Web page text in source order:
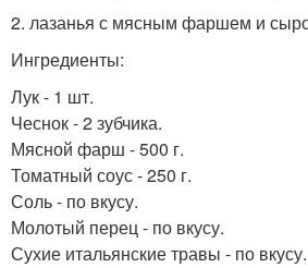
2. лазанья с мясным фаршем и
Ингредиенты:
Лук - 1 шт.
Чеснок - 2 зубчика.
Мясной фарш - 500 г.
Томатный соус - 250 г.
Соль - по вкусу.
Молотый перец - по вкусу.
Сухие итальянские травы - по вкусу.